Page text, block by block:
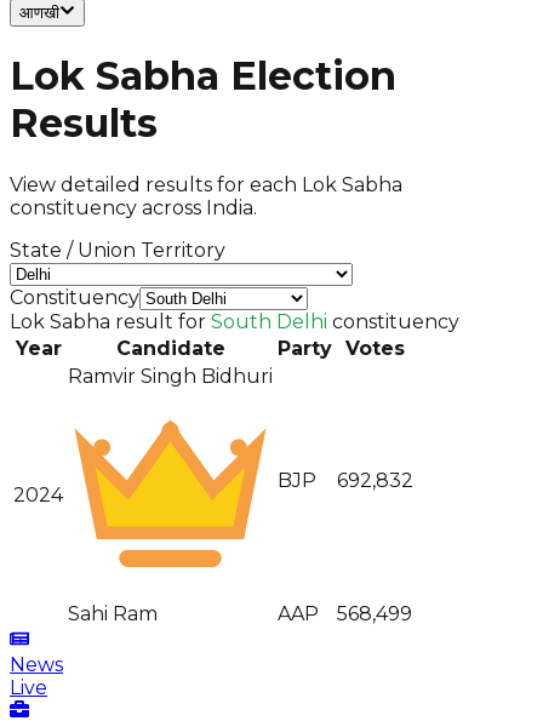
आणखी
Lok Sabha Election
Results
View detailed results for each Lok Sabha
constituency across India.
State / Union Territory
Constituency
Lok Sabha result for South Delhi constituency
Year
Candidate Party Votes
2024
Ramvir Singh Bidhuri
BJP 692,832
Sahi Ram AAP 568,499
News
Live